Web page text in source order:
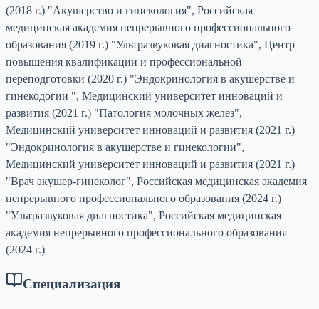
(2018 г.) "Акушерство и гинекология", Российская
медицинская академия непрерывного профессионального
образования (2019 г.) "Ультразвуковая диагностика", Центр
повышения квалификации и профессиональной
переподготовки (2020 г.) "Эндокринология в акушерстве и
гинекодогии ", Медицинский университет инноваций и
развития (2021 г.) "Патология молочных желез",
Медицинский университет инноваций и развития (2021 г.)
"Эндокринология в акушерстве и гинекологии",
Медицинский университет инноваций и развития (2021 г.)
"Врач акушер-гинеколог", Российская медицинская академия
непрерывного профессионального образования (2024 г.)
"Ультразвуковая диагностика", Российская медицинская
академия непрерывного профессионального образования
(2024 г.)
Специализация